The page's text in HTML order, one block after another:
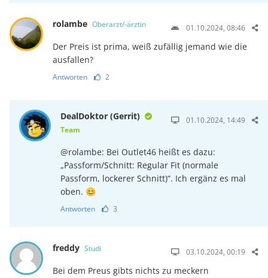
rolambe Oberarzt/-ärztin 01.10.2024, 08:46
Der Preis ist prima, weiß zufällig jemand wie die
ausfallen?
Antworten 2
DealDoktor (Gerrit)
Team
01.10.2024, 14:49
@rolambe: Bei Outlet46 heißt es dazu:
„Passform/Schnitt: Regular Fit (normale
Passform, lockerer Schnitt)“. Ich ergänz es mal
oben. 😊
Antworten 3
freddy Studi 03.10.2024, 00:19
Bei dem Preus gibts nichts zu meckern